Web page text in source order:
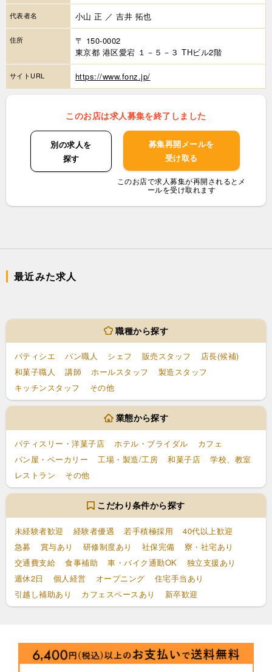
代表者名 小山 正 ／ 吉井 拓也
住所
〒 150-0002
東京都 港区愛宕 １－５－３ THビル2階
サイトURL https://www.fonz.jp/
このお店は求人募集を終了しました
別の求人を
探す
募集再開メールを
受け取る
このお店で求人募集が再開されるとメ
ールを受け取れます
最近みた求人
職種から探す
パティシエ パン職人 シェフ 販売スタッフ
店長(候補)
和菓子職人
講師 ホールスタッフ
製造スタッフ
キッチンスタッフ
その他
業態から探す
パティスリー・洋菓子店 ホテル・ブライダル
カフェ
パン屋・ベーカリー
工場・製造/工房 和菓子店
学校、教室
レストラン
その他
こだわり条件から探す
未経験者歓迎 経験者優遇 若手積極採用
40代以上歓迎
急募
賞与あり 研修制度あり 社保完備
寮・社宅あり
交通費支給
食事補助 車・バイク通勤OK
独立支援あり
週休2日
個人経営 オープニング
住宅手当あり
引越し補助あり
カフェスペースあり 新卒歓迎